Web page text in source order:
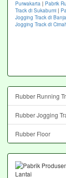
Purwakarta | Pabrik
Track di Sukabumi |
Jogging Track di
Jogging Track di
Rubber Running
Rubber Jogging
Rubber Floor